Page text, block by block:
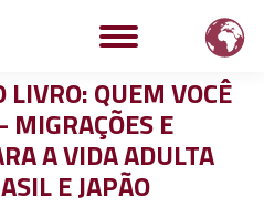
QUEM VOCÊ
MIGRAÇÕES E
A VIDA ADULTA
E JAPÃO